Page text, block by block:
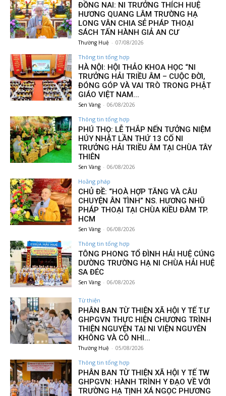
ĐỒNG NAI: NI TRƯỞNG THÍCH HUỆ
HƯƠNG QUANG LÂM TRƯỜNG HẠ
LONG VÂN CHIA SẺ PHÁP THOẠI
SÁCH TẤN HÀNH GIẢ AN CƯ
Thường Huệ - 07/08/2026
Thông tin tổng hợp
HÀ NỘI: HỘI THẢO KHOA HỌC “NI
TRƯỞNG HẢI TRIỀU ÂM – CUỘC ĐỜI,
ĐÓNG GÓP VÀ VAI TRÒ TRONG PHẬT
GIÁO VIỆT NAM...
Sen Vàng - 06/08/2026
Thông tin tổng hợp
PHÚ THỌ: LỄ THẮP NẾN TƯỞNG NIỆM
HÚY NHẬT LẦN THỨ 13 CỐ NI
TRƯỞNG HẢI TRIỀU ÂM TẠI CHÙA TÂY
THIÊN
Sen Vàng - 06/08/2026
Hoằng pháp
CHỦ ĐỀ: “HOÀ HỢP TĂNG VÀ CÂU
CHUYỆN ÂN TÌNH” NS. HƯƠNG NHŨ
PHÁP THOẠI TẠI CHÙA KIỀU ĐÀM TP.
HCM
Sen Vàng - 06/08/2026
Thông tin tổng hợp
TÔNG PHONG TỔ ĐÌNH HẢI HUỆ CÚNG
DƯỜNG TRƯỜNG HẠ NI CHÙA HẢI HUỆ
SA ĐÉC
Sen Vàng - 06/08/2026
Từ thiện
PHÂN BAN TỪ THIỆN XÃ HỘI Y TẾ T.Ư
GHPGVN THỰC HIỆN CHƯƠNG TRÌNH
THIỆN NGUYỆN TẠI NI VIỆN NGUYÊN
KHÔNG VÀ CÔ NHI...
Thường Huệ - 05/08/2026
Thông tin tổng hợp
PHÂN BAN TỪ THIỆN XÃ HỘI Y TẾ TW
GHPGVN: HÀNH TRÌNH Y ĐẠO VỀ VỚI
TRƯỜNG HẠ TỊNH XÁ NGỌC PHƯƠNG